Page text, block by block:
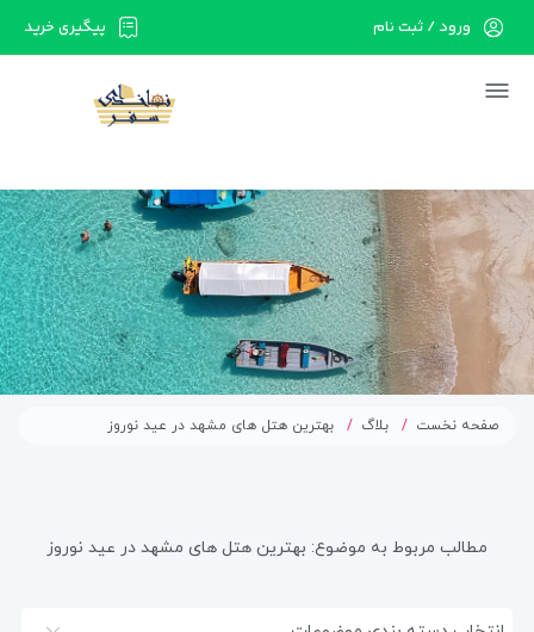
در حال حاضر ارتباط با سرور قطع می باشد لطفا
پیگیری خرید ورود / ثبت نام
صفحه نخست بلاگ بهترین هتل های مشهد در عید نوروز
مطالب مربوط به موضوع: بهترین هتل های مشهد در عید نوروز